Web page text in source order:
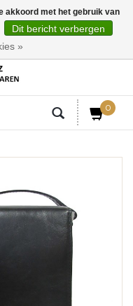
0
akkoord met het gebruik van
Dit bericht verbergen
»